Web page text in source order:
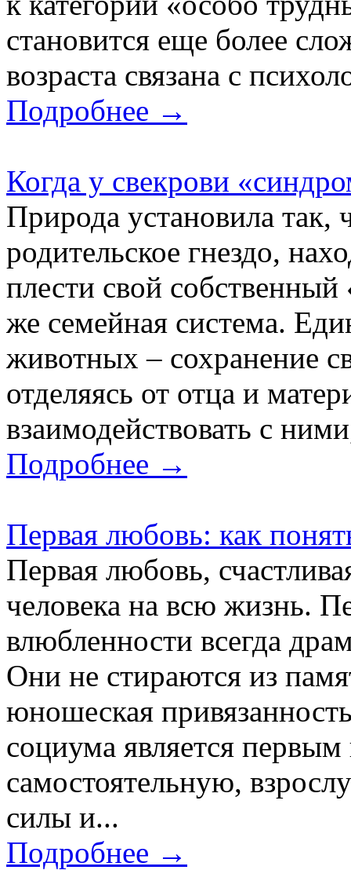
становится еще более
возраста связана с
Подробнее →
Когда у свекрови
Природа установила так,
родительское гнездо,
плести свой
же семейная система.
животных – сохранение
отделяясь от отца и
взаимодействовать с
Подробнее →
Первая любовь: как
Первая любовь,
человека на всю жизнь.
влюбленности всегда
Они не стираются из
юношеская
социума является
самостоятельную,
силы и...
Подробнее →